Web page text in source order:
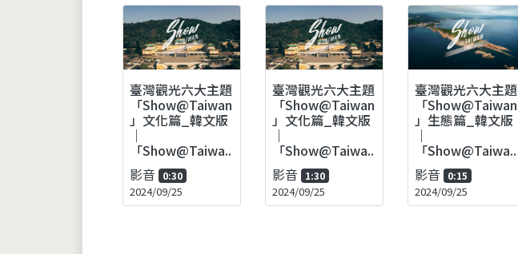
臺灣觀光六大主題
「Show@Taiwan
」文化篇_韓文版
｜
「Show@Taiwa..
影音 0:30
2024/09/25
臺灣觀光六大主題
「Show@Taiwan
」文化篇_韓文版
｜
「Show@Taiwa..
影音 1:30
2024/09/25
臺灣觀光六大主題
「Show@Taiwan
」生態篇_韓文版
｜
「Show@Taiwa..
影音 0:15
2024/09/25